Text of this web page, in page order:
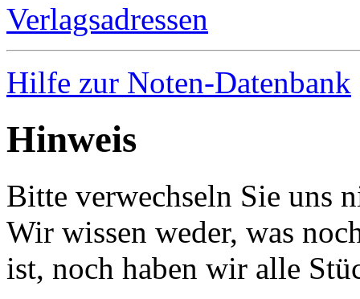
Verlagsadressen
Hilfe zur Noten-Datenbank
Hinweis
Bitte verwechseln Sie uns
Wir wissen weder, was
ist, noch haben wir alle